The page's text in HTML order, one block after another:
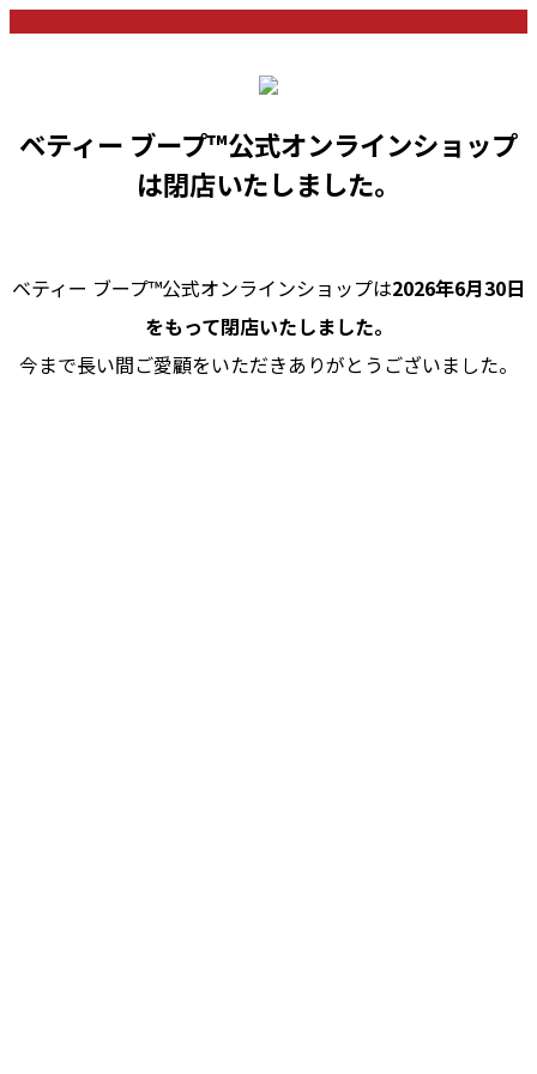
ベティー ブープ™公式オンラインショップ
は閉店いたしました。
ベティー ブープ™公式オンラインショップは2026年6月30日
をもって閉店いたしました。
今まで長い間ご愛顧をいただきありがとうございました。